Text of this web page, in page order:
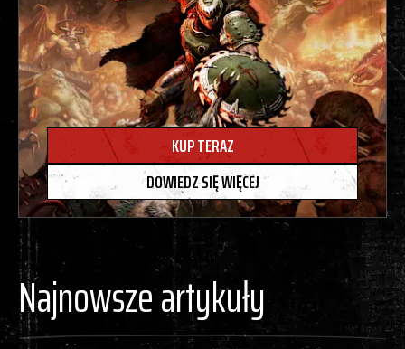
KUP TERAZ
DOWIEDZ SIĘ WIĘCEJ
Najnowsze artykuły